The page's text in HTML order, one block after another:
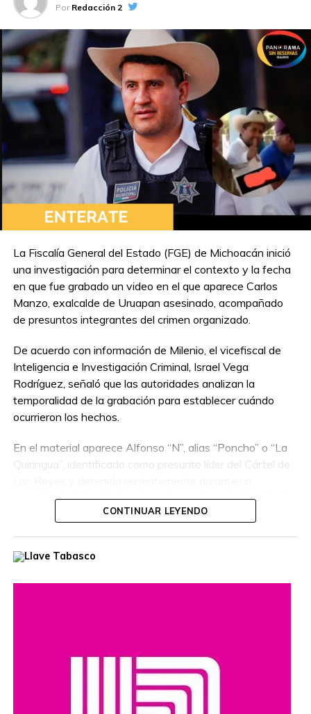
Por Redacción 2
La Fiscalía General del Estado (FGE) de Michoacán inició
una investigación para determinar el contexto y la fecha
en que fue grabado un video en el que aparece Carlos
Manzo, exalcalde de Uruapan asesinado, acompañado
de presuntos integrantes del crimen organizado.
De acuerdo con información de Milenio, el vicefiscal de
Inteligencia e Investigación Criminal, Israel Vega
Rodríguez, señaló que las autoridades analizan la
temporalidad de la grabación para establecer cuándo
ocurrieron los hechos.
En el material aparece Alfonso “N”, alias “Poncho” o “La
Quiringua”, identificado como presunto líder del Cártel de
operativo interinstitucional encabezado por la Secretaría
de la Defensa Nacional.
Unidos, que habían ofrecido una recompensa de hasta
CONTINUAR LEYENDO